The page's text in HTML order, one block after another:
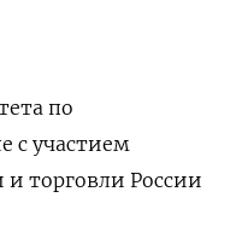
по
с участием
торговли России